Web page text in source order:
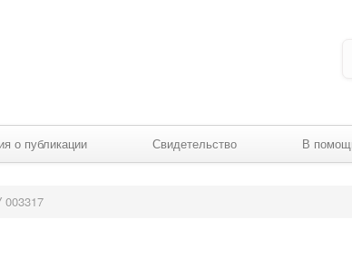
о публикации Свидетельство В